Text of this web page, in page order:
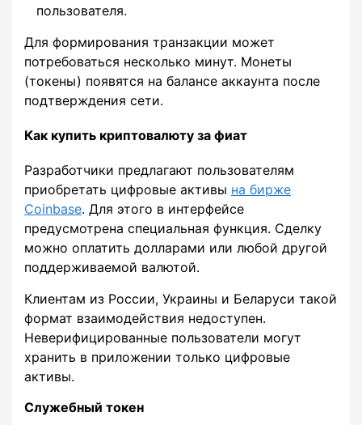
пользователя.
Для формирования транзакции может
потребоваться несколько минут. Монеты
(токены) появятся на балансе аккаунта после
подтверждения сети.
Как купить криптовалюту за фиат
Разработчики предлагают пользователям
приобретать цифровые активы на бирже
Coinbase. Для этого в интерфейсе
предусмотрена специальная функция. Сделку
можно оплатить долларами или любой другой
поддерживаемой валютой.
Клиентам из России, Украины и Беларуси такой
формат взаимодействия недоступен.
Неверифицированные пользователи могут
хранить в приложении только цифровые
активы.
Служебный токен